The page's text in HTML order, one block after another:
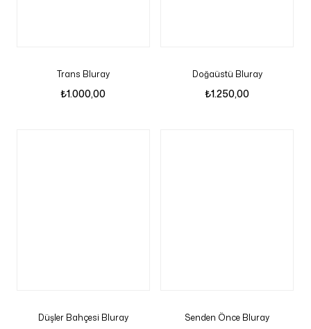
Trans Bluray
₺1.000,00
Doğaüstü Bluray
₺1.250,00
Düşler Bahçesi Bluray Senden Önce Bluray